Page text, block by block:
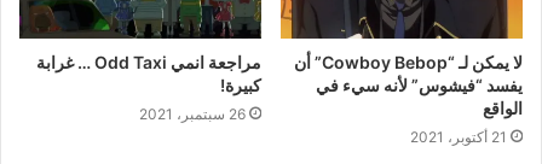
لا يمكن لـ “Cowboy Bebop” أن
يفسد “فيشوس” لأنه سيء في
الواقع
21 أكتوبر، 2021
مراجعة انمي Odd Taxi … غرابة
كبيرة!
26 سبتمبر، 2021